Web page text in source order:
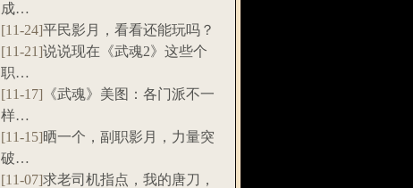
成…
[11-24]平民影月，看看还能玩吗？
[11-21]说说现在《武魂2》这些个
职…
[11-17] 《武魂》美图：各门派不一
样…
[11-15]晒一个，副职影月，力量突
破…
[11-07]求老司机指点，我的唐刀，